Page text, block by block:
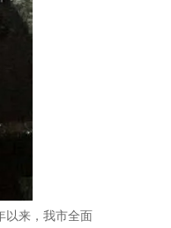
以来，我市全面